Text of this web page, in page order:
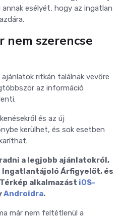
esélyét, hogy az ingatlan
nem szerencse
ritkán találnak vevőre
az információ
és az új
kerülhet, és sok esetben
a legjobb ajánlatokról,
Ingatlantájoló Árfigyelőt, és
alkalmazást iOS-
Androidra.
már nem feltétlenül a